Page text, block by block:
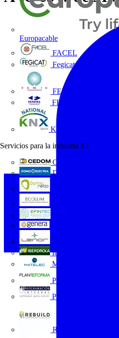
Europacable
FACEL
Fegicat
FENIE
FENITEL
KNX España
Servicios para la industria 13
CEDOM
Domo Electra
Iberdrola
MATELEC
Plan Reforma
Programación Integral
REBUILD